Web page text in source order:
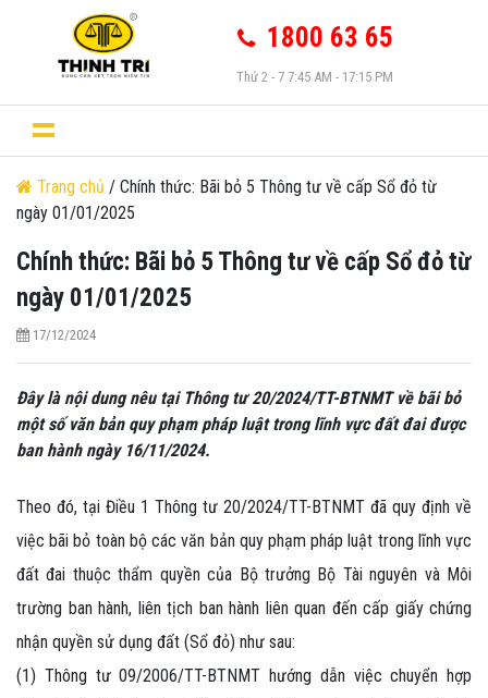
1800 63 65
Thứ 2 - 7 7:45 AM - 17:15 PM
Trang chủ / Chính thức: Bãi bỏ 5 Thông tư về cấp Sổ đỏ từ
ngày 01/01/2025
Chính thức: Bãi bỏ 5 Thông tư về cấp Sổ đỏ từ
ngày 01/01/2025
17/12/2024
Đây là nội dung nêu tại Thông tư 20/2024/TT-BTNMT về bãi bỏ
một số văn bản quy phạm pháp luật trong lĩnh vực đất đai được
ban hành ngày 16/11/2024.
Theo đó, tại Điều 1 Thông tư 20/2024/TT-BTNMT đã quy định về
việc bãi bỏ toàn bộ các văn bản quy phạm pháp luật trong lĩnh vực
đất đai thuộc thẩm quyền của Bộ trưởng Bộ Tài nguyên và Môi
trường ban hành, liên tịch ban hành liên quan đến cấp giấy chứng
nhận quyền sử dụng đất (Sổ đỏ) như sau:
(1) Thông tư 09/2006/TT-BTNMT hướng dẫn việc chuyển hợp